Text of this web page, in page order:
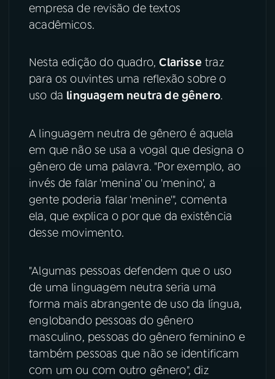
YouTube
TikTok
empresa de revisão de textos
acadêmicos.
Nesta edição do quadro,Clarisse traz
para os ouvintes uma reflexão sobre o
uso da linguagem neutra de gênero.
A linguagem neutra de gênero é aquela
em que não se usa a vogal que designa o
gênero de uma palavra. "Por exemplo, ao
invés de falar 'menina' ou 'menino', a
gente poderia falar 'menine'", comenta
ela, que explica o por que da existência
desse movimento.
"Algumas pessoas defendem que o uso
de uma linguagem neutra seria uma
forma mais abrangente de uso da língua,
englobando pessoas do gênero
masculino, pessoas do gênero feminino e
também pessoas que não se identificam
com um ou com outro gênero", diz